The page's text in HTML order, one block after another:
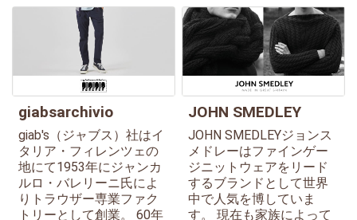
giabsarchivio
giab's（ジャブス）社はイ
タリア・フィレンツェの
地にて1953年にジャンカ
ルロ・バレリーニ氏によ
りトラウザー専業ファク
トリーとして創業。 60年
JOHN SMEDLEY
JOHN SMEDLEYジョンス
メドレーはファインゲー
ジニットウェアをリード
するブランドとして世界
中で人気を博していま
す。 現在も家族によって